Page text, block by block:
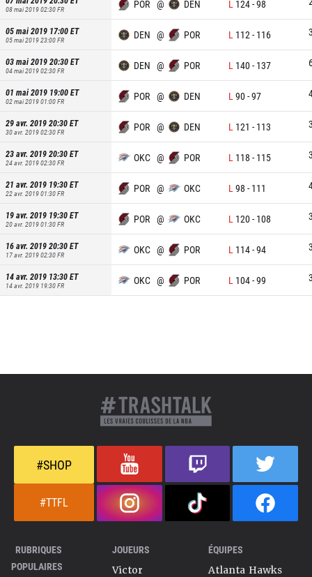
08 mai 2019 02:30FR POR @ DEN L 124-98
05 mai 2019 17:00ET
05 mai 2019 23:00FR DEN @ POR L 112 - 116
03 mai 2019 20:30ET
04 mai 2019 02:30FR DEN @ POR L 140- 137
01 mai 2019 19:00ET
02 mai 2019 01:00FR POR @ DEN L 90-97
29 avr. 2019 20:30ET
30 avr. 2019 02:30FR POR @ DEN L 121 - 113
23 avr. 2019 20:30ET
24 avr. 2019 02:30FR OKC @ POR L 118 - 115
21 avr. 2019 19:30ET
22 avr. 2019 01:30FR POR @ OKC L 98 - 111
19 avr. 2019 19:30ET
20 avr. 2019 01:30FR POR @ OKC L 120- 108
16 avr. 2019 20:30ET
17 avr. 2019 02:30FR OKC @ POR L 114-94
14 avr. 2019 13:30ET
14 avr. 2019 19:30FR OKC @ POR L 104-99
#SHOP
#TTFL
RUBRIQUES
POPULAIRES
JOUEURS
Victor
ÉQUIPES
Atlanta Hawks